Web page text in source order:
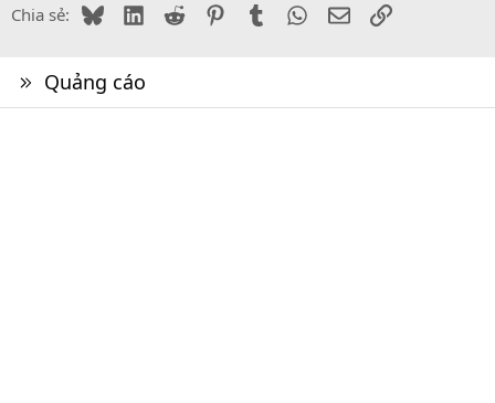
Chia sẻ: BlueskyLinkedIn
Reddit PinterestTumblr WhatsApp
EmailLink
Quảng cáo